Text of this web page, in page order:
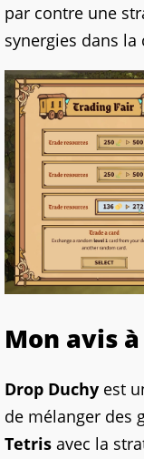
par contre une
synergies dans
Mon avis
Drop Duchy est
de mélanger des
Tetris avec la